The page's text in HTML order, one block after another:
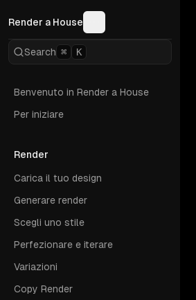
Render a House
Search ⌘ K
Benvenuto in Render a House
Per iniziare
Render
Carica il tuo design
Generare render
Scegli uno stile
Perfezionare e iterare
Variazioni
Copy Render